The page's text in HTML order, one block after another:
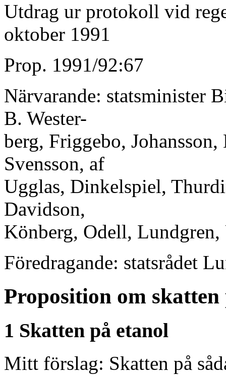
Utdrag ur protokoll vid
oktober 1991
Prop. 1991/92:67
Närvarande: statsminister
B. Wester-
berg, Friggebo,
Svensson, af
Ugglas, Dinkelspiel,
Davidson,
Könberg, Odell, Lundgren,
Föredragande: statsrådet
Proposition om
1 Skatten på etanol
Mitt förslag: Skatten på